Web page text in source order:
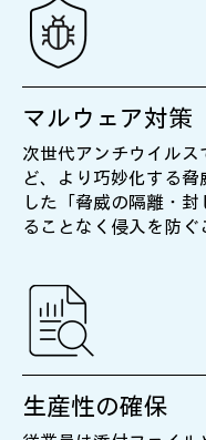
マルウェア対策
次世代アンチウイル
ど、より巧妙化する
した「脅威の隔離・
ることなく侵入を防ぐ
生産性の確保